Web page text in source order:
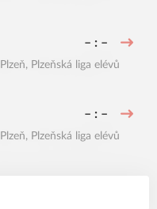
– : –
, Plzeňská liga elévů
– : –
, Plzeňská liga elévů